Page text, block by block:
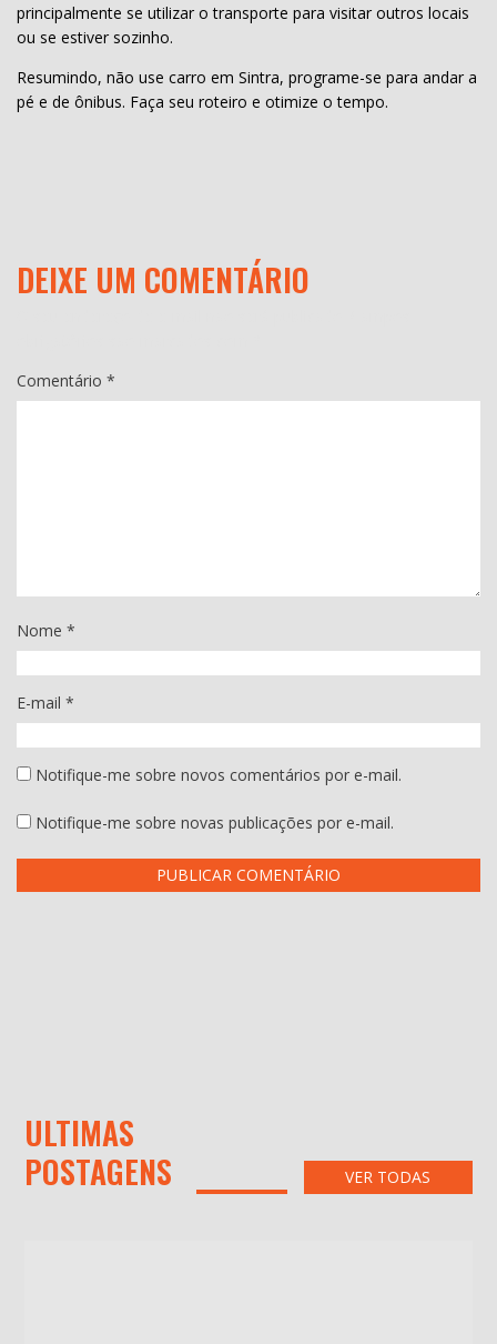
principalmente se utilizar o transporte para visitar outros locais
ou se estiver sozinho.
Resumindo, não use carro em Sintra, programe-se para andar a
pé e de ônibus. Faça seu roteiro e otimize o tempo.
DEIXE UM COMENTÁRIO
Comentário *
Nome *
E-mail *
Notifique-me sobre novos comentários por e-mail.
Notifique-me sobre novas publicações por e-mail.
ULTIMAS
POSTAGENS
VER TODAS